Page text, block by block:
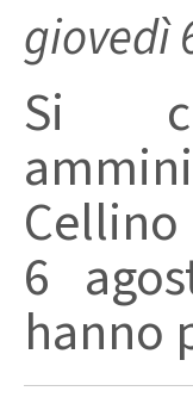
giovedì
Si
6
hanno